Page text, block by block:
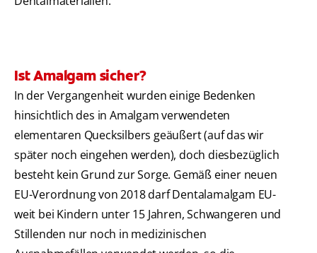
Ist Amalgam sicher?
In der Vergangenheit wurden einige Bedenken
hinsichtlich des in Amalgam verwendeten
elementaren Quecksilbers geäußert (auf das wir
später noch eingehen werden), doch diesbezüglich
besteht kein Grund zur Sorge. Gemäß einer neuen
EU-Verordnung von 2018 darf Dentalamalgam EU-
weit bei Kindern unter 15 Jahren, Schwangeren und
Stillenden nur noch in medizinischen